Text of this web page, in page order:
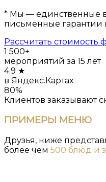
* Мы — единственные в
письменные гарантии
Рассчитать стоимость
1 500+
мероприятий за 15 лет
4.9 ★
в Яндекс.Картах
80%
Клиентов заказывают
ПРИМЕРЫ МЕНЮ
Друзья, ниже
более чем 500 блюд и